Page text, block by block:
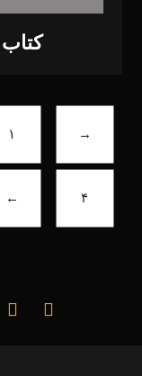
کتاب
→ ۱
۴ ←